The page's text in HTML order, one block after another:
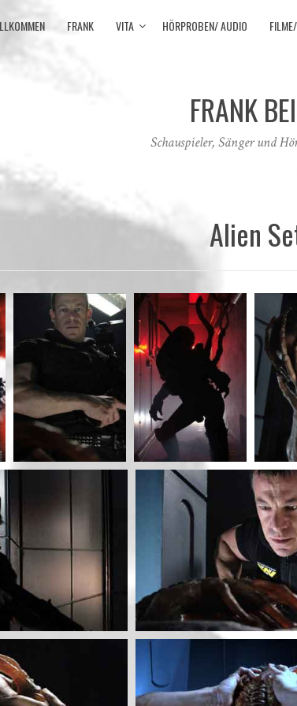
FRANK VITA HÖRPROBEN/ AUDIO
FRANK
Schauspieler, Sänger und
Alien